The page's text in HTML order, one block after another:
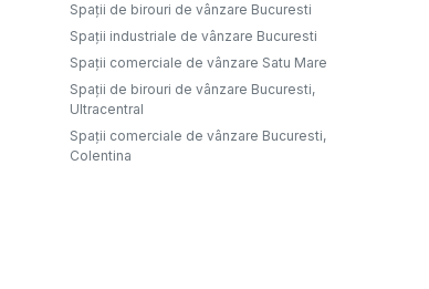
Spații de birouri de vânzare Bucuresti
Spații industriale de vânzare Bucuresti
Spații comerciale de vânzare Satu Mare
Spații de birouri de vânzare Bucuresti,
Ultracentral
Spații comerciale de vânzare Bucuresti,
Colentina